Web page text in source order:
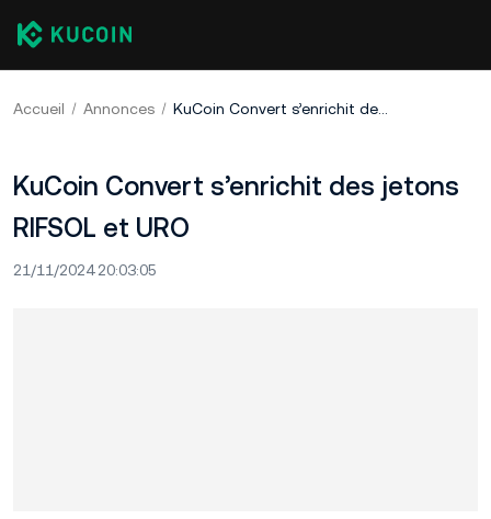
Accueil Annonces KuCoin Convert s’enrichit des jetons RIFSOL et URO
KuCoin Convert s’enrichit des jetons
RIFSOL et URO
21/11/2024 20:03:05